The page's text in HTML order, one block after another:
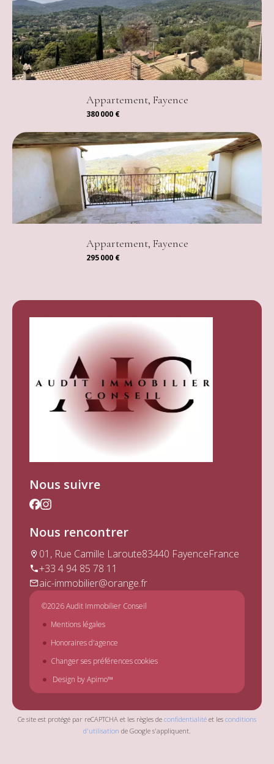
Appartement, Fayence
380 000 €
Appartement, Fayence
295 000 €
Nous suivre
Nous rencontrer
01, Rue Camille Laroute83440 FayenceFrance
+33 4 94 85 78 11
aic-immobilier@orange.fr
©2026 Audit Immobilier Conseil
Mentions légales
Honoraires d'agence
Changer ses préférences cookies
Design byApimo™
Ce site est protégé par reCAPTCHA et les règles de confidentialité et les conditions
d'utilisation de Google s'appliquent.